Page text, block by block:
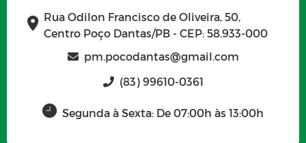
Rua Odilon Francisco de Oliveira, 50,
Centro Poço Dantas/PB - CEP: 58.933-000
pm.pocodantas@gmail.com
(83) 99610-0361
Segunda à Sexta: De 07:00h às 13:00h